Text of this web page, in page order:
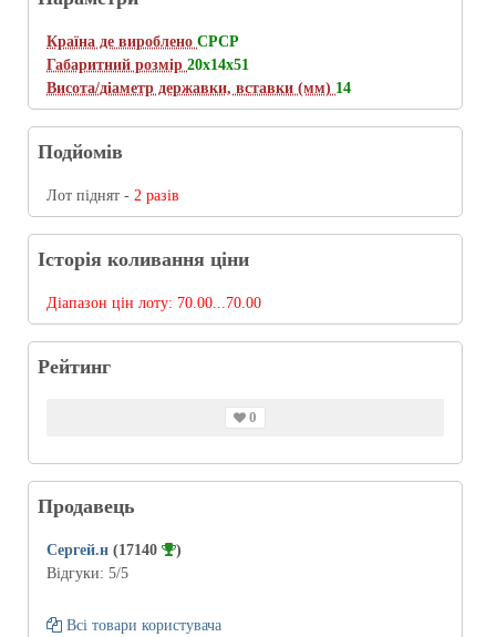
Країна де вироблено СРСР
Габаритний розмір 20х14х51
Висота/діаметр державки, вставки (мм) 14
Подйомів
Лот піднят - 2 разів
Історія коливання ціни
Діапазон цін лоту: 70.00...70.00
Рейтинг
0
Продавець
Сергей.н (17140
)
Відгуки: 5/5
Всі товари користувача